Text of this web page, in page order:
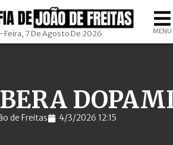
7 De Agosto De 2026 MENU
de Freitas 4/3/2026 12:15